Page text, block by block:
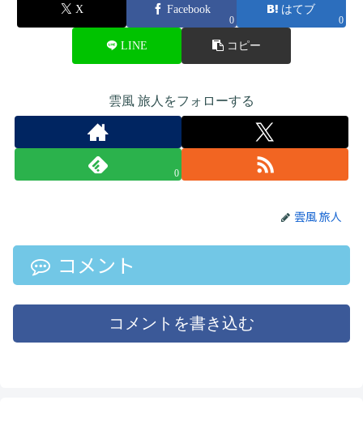
X Facebook
0
はてブ
0
LINE コピー
雲風 旅人をフォローする
0
雲風 旅人
コメント
コメントを書き込む